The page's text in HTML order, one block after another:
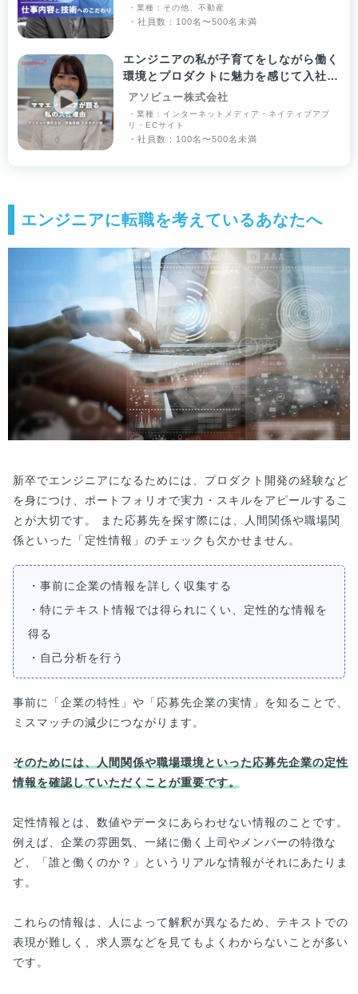
・業種：その他、不動産
・社員数：100名〜500名未満
エンジニアの私が子育てをしながら働く
環境とプロダクトに魅力を感じて入社を
決意！
アソビュー株式会社
・業種：インターネットメディア・ネイティブアプ
リ・ECサイト
・社員数：100名〜500名未満
エンジニアに転職を考えているあなたへ
新卒でエンジニアになるためには、プロダクト開発の経験など
を身につけ、ポートフォリオで実力・スキルをアピールするこ
とが大切です。 また応募先を探す際には、人間関係や職場関
係といった「定性情報」のチェックも欠かせません。
・事前に企業の情報を詳しく収集する
・特にテキスト情報では得られにくい、定性的な情報を
得る
・自己分析を行う
事前に「企業の特性」や「応募先企業の実情」を知ることで、
ミスマッチの減少につながります。
そのためには、人間関係や職場環境といった応募先企業の定性
情報を確認していただくことが重要です。
定性情報とは、数値やデータにあらわせない情報のことです。
例えば、企業の雰囲気、一緒に働く上司やメンバーの特徴な
ど、「誰と働くのか？」というリアルな情報がそれにあたりま
す。
これらの情報は、人によって解釈が異なるため、テキストでの
表現が難しく、求人票などを見てもよくわからないことが多い
です。